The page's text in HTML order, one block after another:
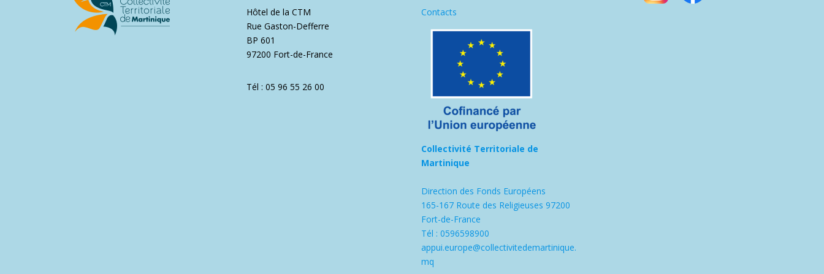
Hôtel de la CTM
Rue Gaston-Defferre
BP 601
97200 Fort-de-France
Tél : 05 96 55 26 00
Contacts
Collectivité Territoriale de
Martinique
Direction des Fonds Européens
165-167 Route des Religieuses 97200
Fort-de-France
Tél : 0596598900
appui.europe@collectivitedemartinique.
mq